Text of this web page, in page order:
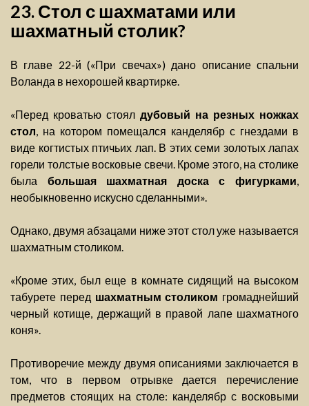
23. Стол с шахматами или
шахматный столик?
В главе 22-й («При свечах») дано описание спальни
Воланда в нехорошей квартирке.
«Перед кроватью стоял дубовый на резных ножках
стол, на котором помещался канделябр с гнездами в
виде когтистых птичьих лап. В этих семи золотых лапах
горели толстые восковые свечи. Кроме этого, на столике
была большая шахматная доска с фигурками,
необыкновенно искусно сделанными».
Однако, двумя абзацами ниже этот стол уже называется
шахматным столиком.
«Кроме этих, был еще в комнате сидящий на высоком
табурете перед шахматным столиком громаднейший
черный котище, держащий в правой лапе шахматного
коня».
Противоречие между двумя описаниями заключается в
том, что в первом отрывке дается перечисление
предметов стоящих на столе: канделябр с восковыми